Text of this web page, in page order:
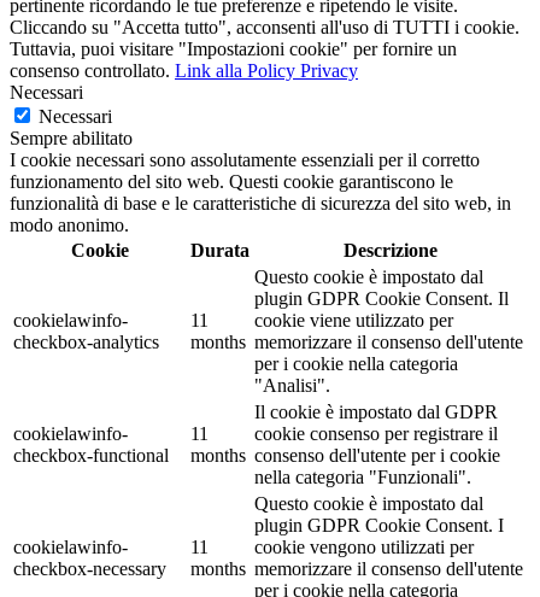
pertinente ricordando le tue preferenze e ripetendo le visite.
Cliccando su "Accetta tutto", acconsenti all'uso di TUTTI i cookie.
Tuttavia, puoi visitare "Impostazioni cookie" per fornire un
consenso controllato. Link alla Policy Privacy
Necessari
Necessari
Sempre abilitato
I cookie necessari sono assolutamente essenziali per il corretto
funzionamento del sito web. Questi cookie garantiscono le
funzionalità di base e le caratteristiche di sicurezza del sito web, in
modo anonimo.
Cookie
Durata Descrizione
cookielawinfo-
checkbox-analytics
11
months
Questo cookie è impostato dal
plugin GDPR Cookie Consent. Il
cookie viene utilizzato per
memorizzare il consenso dell'utente
per i cookie nella categoria
"Analisi".
cookielawinfo-
checkbox-functional
11
months
Il cookie è impostato dal GDPR
cookie consenso per registrare il
consenso dell'utente per i cookie
nella categoria "Funzionali".
cookielawinfo-
checkbox-necessary
11
months
Questo cookie è impostato dal
plugin GDPR Cookie Consent. I
cookie vengono utilizzati per
memorizzare il consenso dell'utente
per i cookie nella categoria